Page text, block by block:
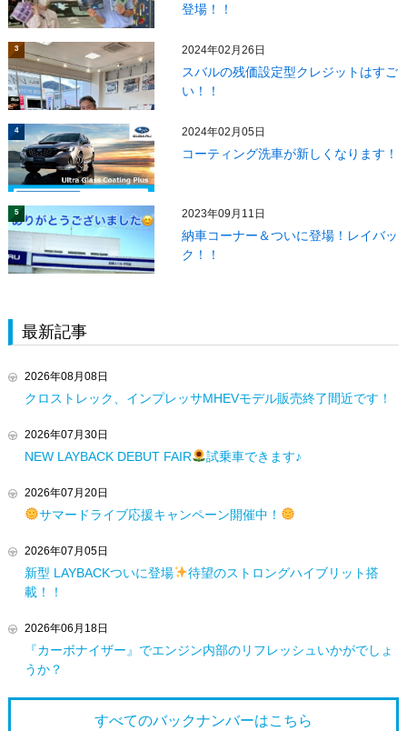
登場！！
3 2024年02月26日
スバルの残価設定型クレジットはすご
い！！
4 2024年02月05日
コーティング洗車が新しくなります！
5 2023年09月11日
納車コーナー＆ついに登場！レイバッ
ク！！
最新記事
2026年08月08日
クロストレック、インプレッサMHEVモデル販売終了間近です！
2026年07月30日
NEW LAYBACK DEBUT FAIR 試乗車できます♪
2026年07月20日
サマードライブ応援キャンペーン開催中！
2026年07月05日
新型 LAYBACKついに登場
待望のストロングハイブリット搭
載！！
2026年06月18日
『カーボナイザー』でエンジン内部のリフレッシュいかがでしょ
うか？
すべてのバックナンバーはこちら